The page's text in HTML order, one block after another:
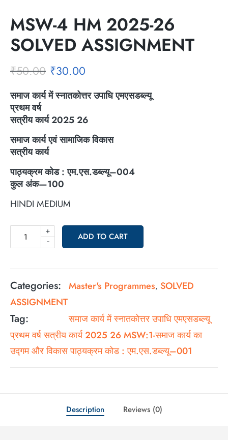
MSW-4 HM 2025-26
SOLVED ASSIGNMENT
₹50.00 ₹30.00
समाज कार्य में स्नातकोत्तर उपाधि एमएसडब्ल्यू
प्रथम वर्ष
सत्रीय कार्य 2025 26
समाज कार्य एवं सामाजिक विकास
सत्रीय कार्य
पाठ्यक्रम कोड : एम.एस.डब्ल्यू–004
कुल अंक—100
HINDI MEDIUM
-
+
ADD TO CART
Categories: Master's Programmes, SOLVED
ASSIGNMENT
Tag:
समाज कार्य में स्नातकोत्तर उपाधि एमएसडब्ल्यू
प्रथम वर्ष सत्रीय कार्य 2025 26 MSW:1-समाज कार्य का
उद्गम और विकास पाठ्यक्रम कोड : एम.एस.डब्ल्यू–001
Description Reviews (0)